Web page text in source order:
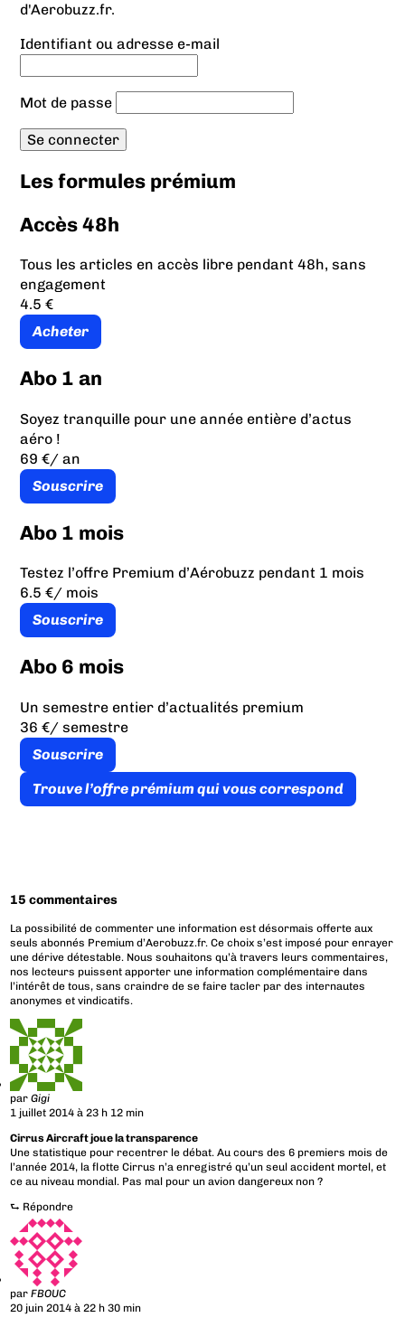
d'Aerobuzz.fr.
Identifiant ou adresse e-mail
Mot de passe
Les formules prémium
Accès 48h
Tous les articles en accès libre pendant 48h, sans
engagement
4.5 €
Acheter
Abo 1 an
Soyez tranquille pour une année entière d’actus
aéro !
69 €/ an
Souscrire
Abo 1 mois
Testez l’offre Premium d’Aérobuzz pendant 1 mois
6.5 €/ mois
Souscrire
Abo 6 mois
Un semestre entier d’actualités premium
36 €/ semestre
Souscrire
Trouve l’offre prémium qui vous correspond
15 commentaires
La possibilité de commenter une information est désormais offerte aux
seuls abonnés Premium d’Aerobuzz.fr. Ce choix s’est imposé pour enrayer
une dérive détestable. Nous souhaitons qu’à travers leurs commentaires,
nos lecteurs puissent apporter une information complémentaire dans
l’intérêt de tous, sans craindre de se faire tacler par des internautes
anonymes et vindicatifs.
parGigi
1 juillet 2014 à 23 h 12 min
Cirrus Aircraft joue la transparence
Une statistique pour recentrer le débat. Au cours des 6 premiers mois de
l’année 2014, la flotte Cirrus n’a enregistré qu’un seul accident mortel, et
ce au niveau mondial. Pas mal pour un avion dangereux non ?
⮑ Répondre
parFBOUC
20 juin 2014 à 22 h 30 min